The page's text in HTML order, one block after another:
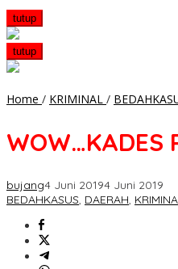
tutup
tutup
Home / KRIMINAL /
WOW…KADES
bujang4 Juni 20194 Juni 2019
BEDAHKASUS, DAERAH,